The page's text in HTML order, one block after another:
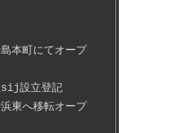
本町にてオープ
sij設立登記
東へ移転オープ